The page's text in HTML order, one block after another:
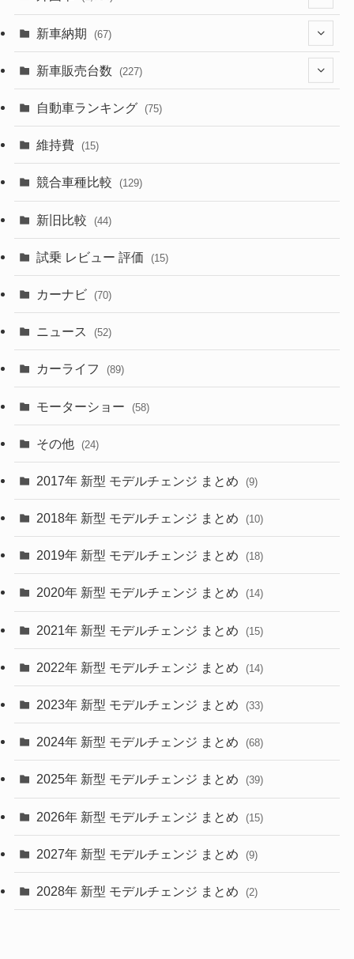
(329)
(357)
(328)
(253)
(242)
(85)
(84)
(50)
(43)
(6)
(9)
(30)
(27)
(58)
(28)
(27)
(26)
(10)
(35)
(10)
(9)
(22)
(4)
(9)
(4)
(1)
新車納期 (67)
(28)
(8)
(3)
(3)
新車販売台数 (227)
(21)
(5)
(7)
自動車ランキング (75)
維持費 (15)
競合車種比較 (129)
新旧比較 (44)
試乗 レビュー 評価 (15)
カーナビ (70)
ニュース (52)
カーライフ (89)
モーターショー (58)
その他 (24)
2017年 新型 モデルチェンジ まとめ (9)
2018年 新型 モデルチェンジ まとめ (10)
2019年 新型 モデルチェンジ まとめ (18)
2020年 新型 モデルチェンジ まとめ (14)
2021年 新型 モデルチェンジ まとめ (15)
2022年 新型 モデルチェンジ まとめ (14)
2023年 新型 モデルチェンジ まとめ (33)
2024年 新型 モデルチェンジ まとめ (68)
2025年 新型 モデルチェンジ まとめ (39)
2026年 新型 モデルチェンジ まとめ (15)
2027年 新型 モデルチェンジ まとめ (9)
2028年 新型 モデルチェンジ まとめ (2)